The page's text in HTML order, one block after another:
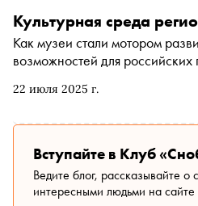
22 июля 2025 г.
Культурная среда
Как музеи стали мотором
возможностей для российских
Вступайте в Клуб
Ведите блог, рассказывайте о
интересными людьми на